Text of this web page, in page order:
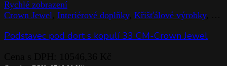
Rychlé zobrazení
Crown Jewel Interiérové doplňky, Křišťálové výrobky,
Podstavec pod dort s kopulí 33 CM-Crown Jewel